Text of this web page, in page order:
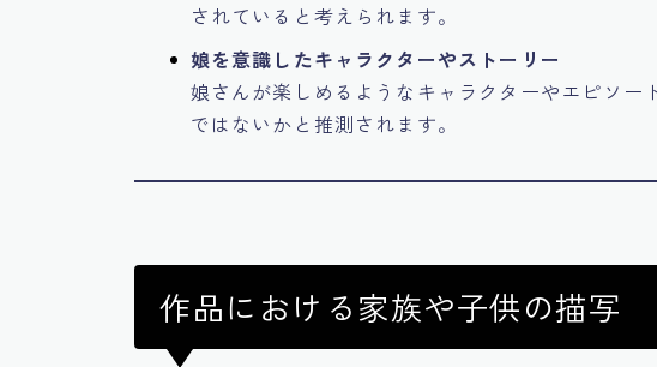
されていると考えられます。
娘を意識したキャラクターやストーリー
娘さんが楽しめるようなキャラクターやエピソー
ではないかと推測されます。
作品における家族や子供の描写